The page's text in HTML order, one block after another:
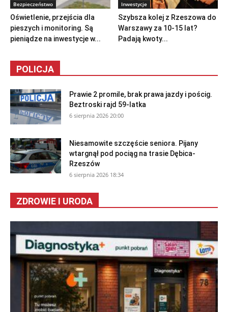
Bezpieczeństwo
Oświetlenie, przejścia dla
pieszych i monitoring. Są
pieniądze na inwestycje w...
Inwestycje
Szybsza kolej z Rzeszowa do
Warszawy za 10-15 lat?
Padają kwoty...
POLICJA
Prawie 2 promile, brak prawa jazdy i pościg.
Beztroski rajd 59-latka
6 sierpnia 2026 20:00
Niesamowite szczęście seniora. Pijany
wtargnął pod pociąg na trasie Dębica-
Rzeszów
6 sierpnia 2026 18:34
ZDROWIE I URODA